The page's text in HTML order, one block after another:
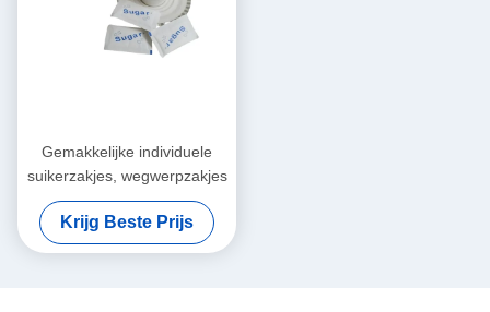
Gemakkelijke individuele
suikerzakjes, wegwerpzakjes
Krijg Beste Prijs